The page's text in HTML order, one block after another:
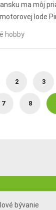
ma môj
lode
pozval na
hobby
2 3
7 8
bývanie